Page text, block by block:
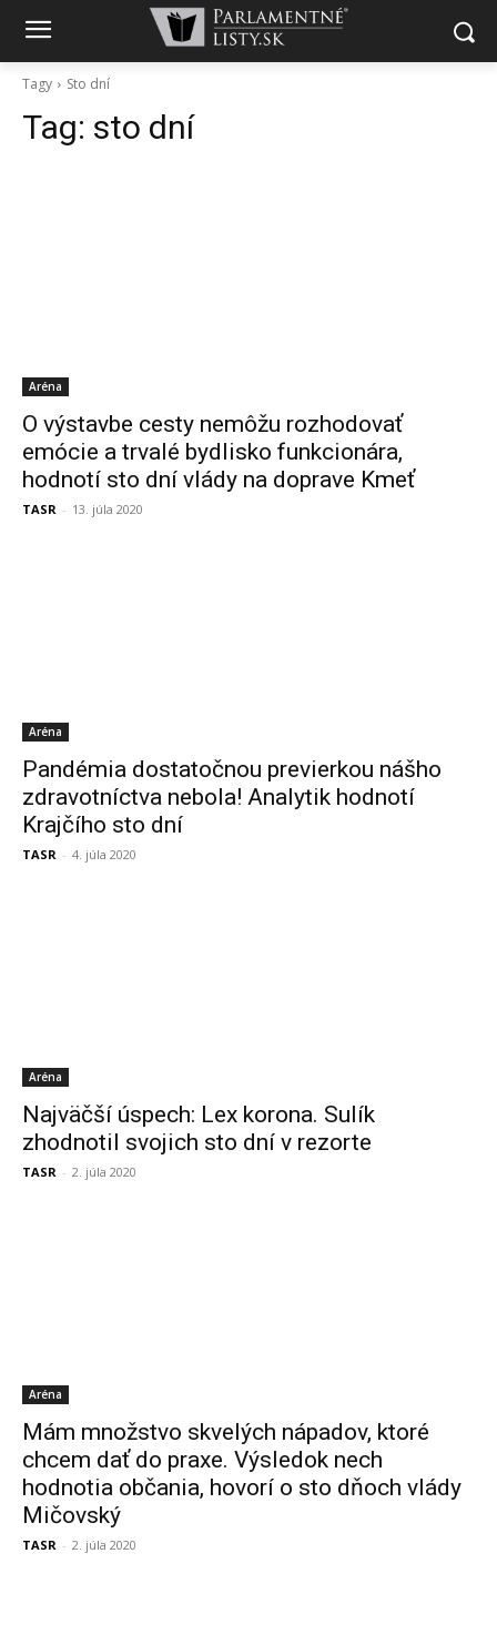
Tagy Sto dní
Tag: sto dní
Aréna
O výstavbe cesty nemôžu rozhodovať
emócie a trvalé bydlisko funkcionára,
hodnotí sto dní vlády na doprave Kmeť
TASR - 13. júla 2020
Aréna
Pandémia dostatočnou previerkou nášho
zdravotníctva nebola! Analytik hodnotí
Krajčího sto dní
TASR - 4. júla 2020
Aréna
Najväčší úspech: Lex korona. Sulík
zhodnotil svojich sto dní v rezorte
TASR - 2. júla 2020
Aréna
Mám množstvo skvelých nápadov, ktoré
chcem dať do praxe. Výsledok nech
hodnotia občania, hovorí o sto dňoch vlády
Mičovský
TASR - 2. júla 2020